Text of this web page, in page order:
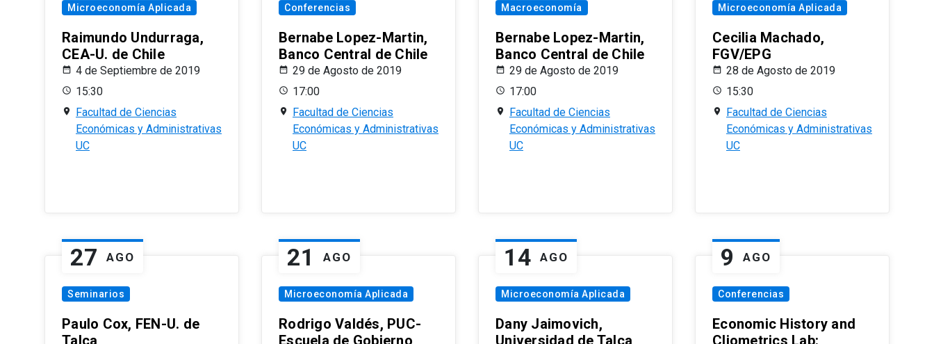
Microeconomía Aplicada
Raimundo Undurraga,
CEA-U. de Chile
4 de Septiembre de 2019
15:30
Facultad de Ciencias
Económicas y Administrativas
UC
Conferencias
Bernabe Lopez-Martin,
Banco Central de Chile
29 de Agosto de 2019
17:00
Facultad de Ciencias
Económicas y Administrativas
UC
Macroeconomía
Bernabe Lopez-Martin,
Banco Central de Chile
29 de Agosto de 2019
17:00
Facultad de Ciencias
Económicas y Administrativas
UC
Microeconomía Aplicada
Cecilia Machado,
FGV/EPG
28 de Agosto de 2019
15:30
Facultad de Ciencias
Económicas y Administrativas
UC
27 AGO
Seminarios
Paulo Cox, FEN-U. de
21 AGO
Microeconomía Aplicada
Rodrigo Valdés, PUC-
14 AGO
Microeconomía Aplicada
Dany Jaimovich,
9 AGO
Conferencias
Economic History and